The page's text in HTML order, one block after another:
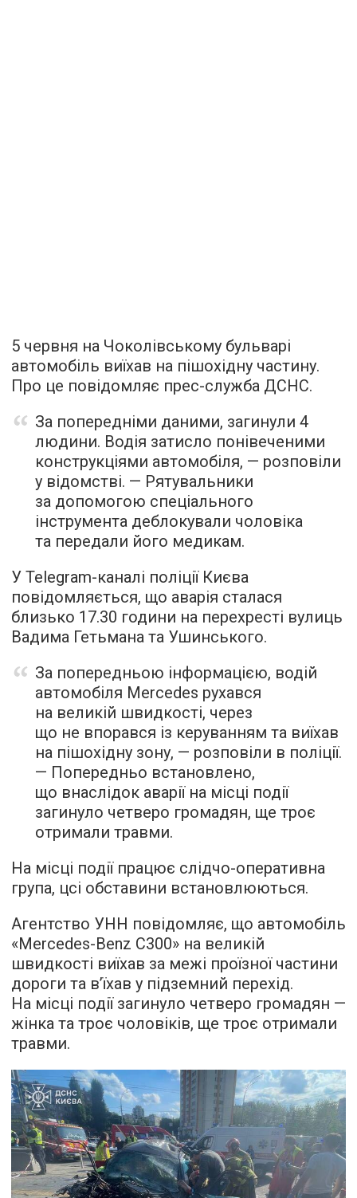
5 червня на Чоколівському бульварі
автомобіль виїхав на пішохідну частину.
Про це повідомляє прес-служба ДСНС.
За попередніми даними, загинули 4
людини. Водія затисло понівеченими
конструкціями автомобіля, — розповіли
у відомстві. — Рятувальники
за допомогою спеціального
інструмента деблокували чоловіка
та передали його медикам.
У Telegram-каналі поліції Києва
повідомляється, що аварія сталася
близько 17.30 години на перехресті вулиць
Вадима Гетьмана та Ушинського.
За попередньою інформацією, водій
автомобіля Mercedes рухався
на великій швидкості, через
що не впорався із керуванням та виїхав
на пішохідну зону, — розповіли в поліції.
— Попередньо встановлено,
що внаслідок аварії на місці події
загинуло четверо громадян, ще троє
отримали травми.
На місці події працює слідчо-оперативна
група, цсі обставини встановлюються.
Агентство УНН повідомляє, що автомобіль
«Mercedes-Benz C300» на великій
швидкості виїхав за межі проїзної частини
дороги та вʼїхав у підземний перехід.
На місці події загинуло четверо громадян —
жінка та троє чоловіків, ще троє отримали
травми.